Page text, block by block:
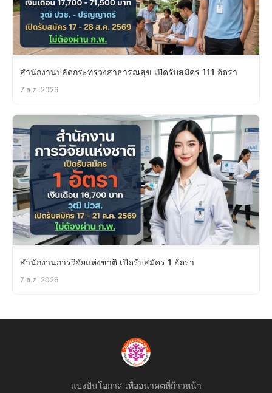
สำนักงานปลัดกระทรวงสาธารณสุข เปิดรับสมัคร 111 อัตรา
7 ส.ค. 2026
สำนักงานการวิจัยแห่งชาติ เปิดรับสมัคร 1 อัตรา
7 ส.ค. 2026
แบ่งปันโอกาส เพื่ออนาคตที่ก้าวหน้า